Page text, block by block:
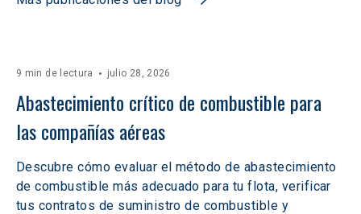
9 min de lectura julio 28, 2026
Abastecimiento crítico de combustible para
las compañías aéreas
Descubre cómo evaluar el método de abastecimiento
de combustible más adecuado para tu flota, verificar
tus contratos de suministro de combustible y